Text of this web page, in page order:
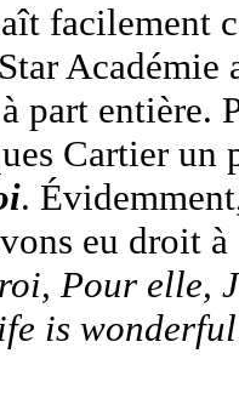
facilement
part entière.
Cartier
.
eu droit
Pour elle,
is wonderful